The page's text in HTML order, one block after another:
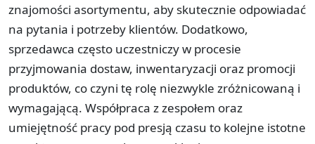
znajomości asortymentu, aby skutecznie odpowiadać
na pytania i potrzeby klientów. Dodatkowo,
sprzedawca często uczestniczy w procesie
przyjmowania dostaw, inwentaryzacji oraz promocji
produktów, co czyni tę rolę niezwykle zróżnicowaną i
wymagającą. Współpraca z zespołem oraz
umiejętność pracy pod presją czasu to kolejne istotne